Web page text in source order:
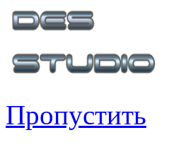
Пропустить